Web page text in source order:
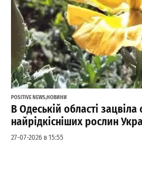
POSITIVE NEWS,НОВИНИ
В Одеській області зацвіла
найрідкісніших рослин
27-07-2026 в 15:55